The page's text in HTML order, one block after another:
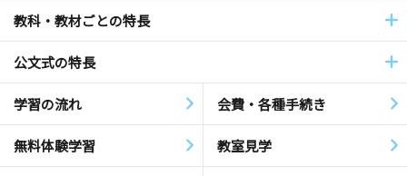
教科・教材ごとの特長
公文式の特長
学習の流れ 会費・各種手続き
無料体験学習 教室見学